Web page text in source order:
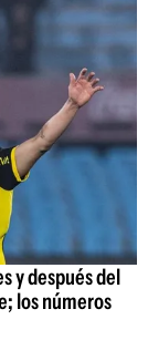
y después del
los números